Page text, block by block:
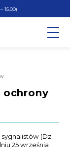
15.00)
(Dz.
25 września